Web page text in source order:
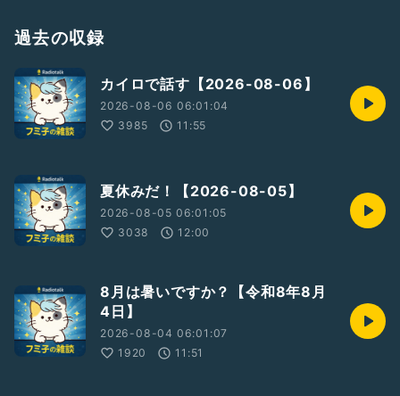
12/5 ニコ生
12/6 TOPSY(ケント)
12/7 YouTube弾こう会
12/12 ニコ生
12/14 JUGEN4(江坂ストリート)
12/18 JUGEN2(JKカフェ)
12/19 年末ぽい曲を弾く(天王寺)
12/26ニコ生
12/27 島村アンサンブル忘年会(梅田)
過去の収録
カイロで話す【2026-08-06】
2026-08-06 06:01:04
3985
11:55
夏休みだ！【2026-08-05】
2026-08-05 06:01:05
3038
12:00
8月は暑いですか？【令和8年8月
4日】
2026-08-04 06:01:07
1920
11:51